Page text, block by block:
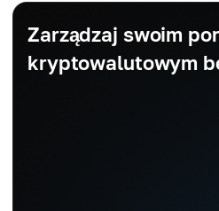
Zarządzaj swoim
kryptowalutowym